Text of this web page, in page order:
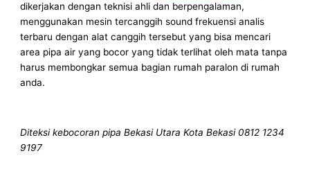
dikerjakan dengan teknisi ahli dan berpengalaman,
menggunakan mesin tercanggih sound frekuensi analis
terbaru dengan alat canggih tersebut yang bisa mencari
area pipa air yang bocor yang tidak terlihat oleh mata tanpa
harus membongkar semua bagian rumah paralon di rumah
anda.
Diteksi kebocoran pipa Bekasi Utara Kota Bekasi 0812 1234
9197